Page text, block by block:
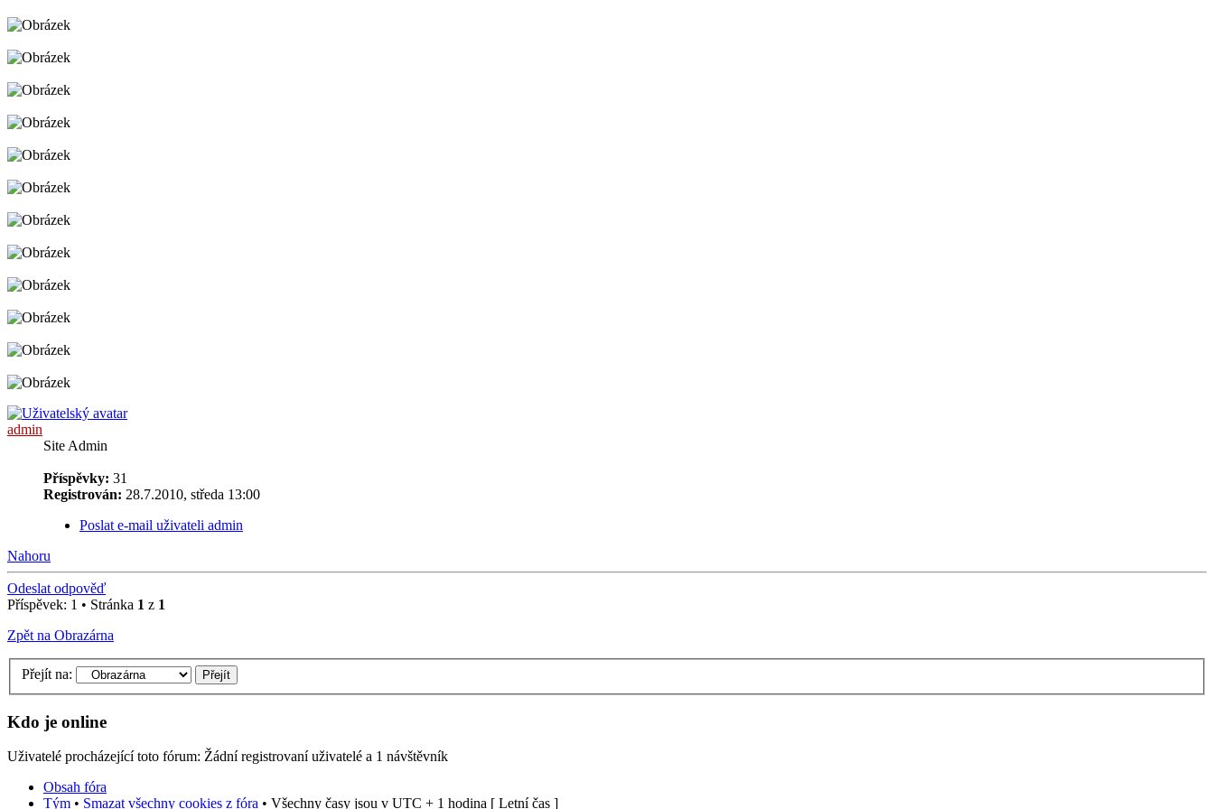
admin
Site Admin
Příspěvky: 31
Registrován: 28.7.2010, středa 13:00
Poslat e-mail uživateli admin
Nahoru
Odeslat odpověď
Příspěvek: 1 • Stránka 1 z 1
Zpět na Obrazárna
Přejít na:
Kdo je online
Uživatelé procházející toto fórum: Žádní registrovaní uživatelé a 1 návštěvník
Obsah fóra
Tým • Smazat všechny cookies z fóra • Všechny časy jsou v UTC + 1 hodina [ Letní čas ]